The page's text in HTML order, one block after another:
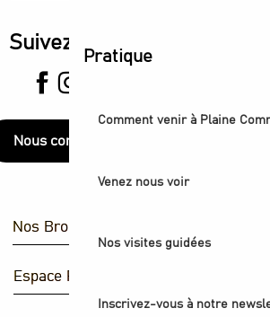
Pratique
Comment venir à Plaine
Venez nous voir
Nos visites guidées
Inscrivez-vous à notre
Suivez-nous
Nous contacter
Nos Brochures
Espace Presse